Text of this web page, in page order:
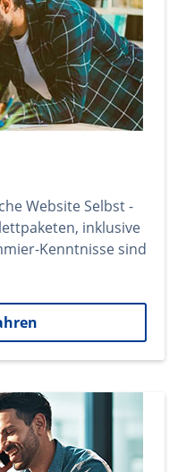
Website Selbst -
inklusive
Kenntnisse sind